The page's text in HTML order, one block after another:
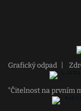
Grafický odpad
"Čitelnost na prvním